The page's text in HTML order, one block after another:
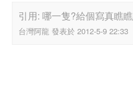
引用: 哪一隻?給個寫真瞧瞧
台灣阿龍 發表於 2012-5-9 22:33